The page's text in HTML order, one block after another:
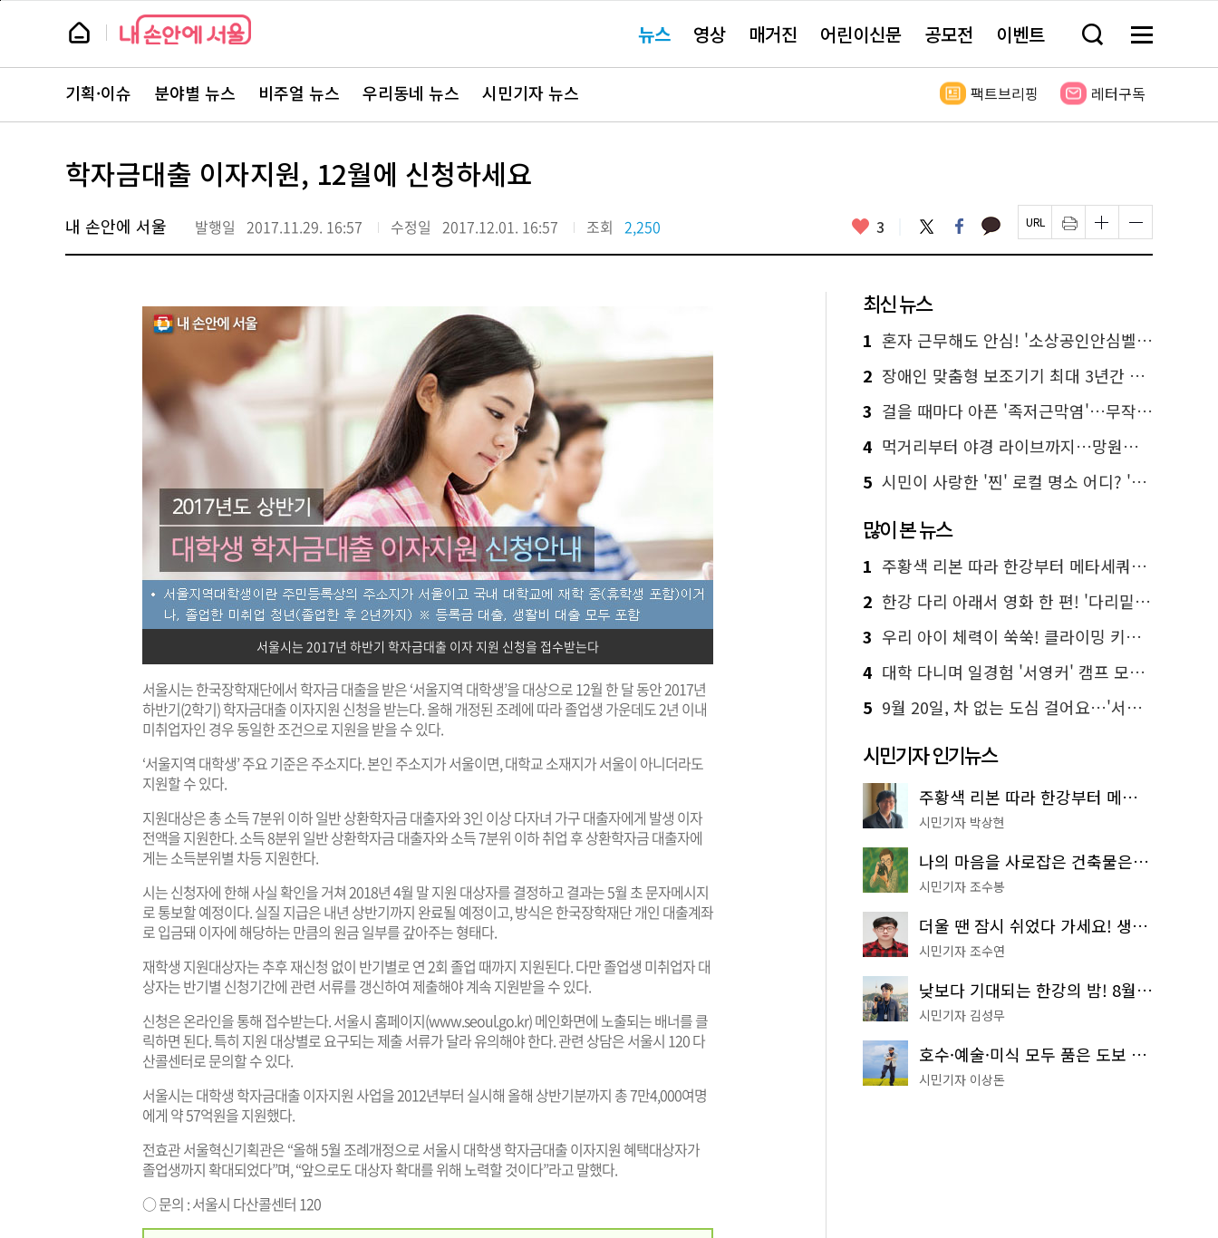
본
뉴
스 요뉴스 영상 매거진 어린이신문 공모전 이벤트 검
창
기
메
전
보
뉴
스
주
서
바
로
기획·이슈 분야별 뉴스 비주얼 뉴스 우리동네 뉴스 시민기자 뉴스 팩트브리핑 레터구독
학자금대출 이자지원, 12월에 신청하세요
내 손안에 서울 발행일 2017.11.29. 16:57 수정일 2017.12.01. 16:57 조회 2,250 좋
요
3 트
위
터
페
이
스
카
카 페
이
지
인
쇄
하
글
자
크
하
기
글
자
크
하
기
서울시는 2017년 하반기 학자금대출 이자 지원 신청을 접수받는다
서울시는 한국장학재단에서 학자금 대출을 받은 ‘서울지역 대학생’을 대상으로 12월 한 달 동안 2017년
하반기(2학기) 학자금대출 이자지원 신청을 받는다. 올해 개정된 조례에 따라 졸업생 가운데도 2년 이내
미취업자인 경우 동일한 조건으로 지원을 받을 수 있다.
‘서울지역 대학생’ 주요 기준은 주소지다. 본인 주소지가 서울이면, 대학교 소재지가 서울이 아니더라도
지원할 수 있다.
지원대상은 총 소득 7분위 이하 일반 상환학자금 대출자와 3인 이상 다자녀 가구 대출자에게 발생 이자
전액을 지원한다. 소득 8분위 일반 상환학자금 대출자와 소득 7분위 이하 취업 후 상환학자금 대출자에
게는 소득분위별 차등 지원한다.
시는 신청자에 한해 사실 확인을 거쳐 2018년 4월 말 지원 대상자를 결정하고 결과는 5월 초 문자메시지
로 통보할 예정이다. 실질 지급은 내년 상반기까지 완료될 예정이고, 방식은 한국장학재단 개인 대출계좌
로 입금돼 이자에 해당하는 만큼의 원금 일부를 갚아주는 형태다.
재학생 지원대상자는 추후 재신청 없이 반기별로 연 2회 졸업 때까지 지원된다. 다만 졸업생 미취업자 대
상자는 반기별 신청기간에 관련 서류를 갱신하여 제출해야 계속 지원받을 수 있다.
신청은 온라인을 통해 접수받는다. 서울시 홈페이지(www.seoul.go.kr) 메인화면에 노출되는 배너를 클
릭하면 된다. 특히 지원 대상별로 요구되는 제출 서류가 달라 유의해야 한다. 관련 상담은 서울시 120 다
산콜센터로 문의할 수 있다.
서울시는 대학생 학자금대출 이자지원 사업을 2012년부터 실시해 올해 상반기분까지 총 7만4,000여명
에게 약 57억원을 지원했다.
전효관 서울혁신기획관은 “올해 5월 조례개정으로 서울시 대학생 학자금대출 이자지원 혜택대상자가
졸업생까지 확대되었다”며, “앞으로도 대상자 확대를 위해 노력할 것이다”라고 말했다.
○ 문의 : 서울시 다산콜센터 120
최신 뉴스
1 혼자 근무해도 안심! '소상공인안심벨' 신청하세요
2 장애인 맞춤형 보조기기 최대 3년간 무상 대여…삶의 질 높인다
3 걸을 때마다 아픈 '족저근막염'…무작정 참지 말고 '이것' 해보세요!
4 먹거리부터 야경 라이브까지…망원한강공원 알짜 코스
5 시민이 사랑한 '찐' 로컬 명소 어디? '서울에디션25' 추천 코스
많이 본 뉴스
1 주황색 리본 따라 한강부터 메타세쿼이아 숲길까지…서울둘레길 15코스
2 한강 다리 아래서 영화 한 편! '다리밑 영화관' 무료 상영
3 우리 아이 체력이 쑥쑥! 클라이밍 키즈카페·어린이 체력장
4 대학 다니며 일경험 '서영커' 캠프 모집…전액 무료
5 9월 20일, 차 없는 도심 걸어요…'서울 걷자 페스티벌' 선착순 5천명
시민기자 인기뉴스
주황색 리본 따라 한강부터 메타세쿼이아 숲길까지…서울둘레길 15코스
시민기자 박상현
나의 마음을 사로잡은 건축물은? '서울시 건축상' 수상작 공개!
시민기자 조수봉
더울 땐 잠시 쉬었다 가세요! 생수 냉장고부터 해피소·무더위쉼터까지
시민기자 조수연
낮보다 기대되는 한강의 밤! 8월 한정 무료 '한강 밤핑' 예약은?
시민기자 김성무
호수·예술·미식 모두 품은 도보 코스! 서울식물원~LG아트센터~마곡테라스거리
시민기자 이상돈
페